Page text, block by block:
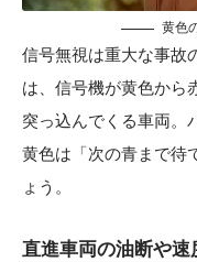
黄色
信号無視は重大な事故
は、信号機が黄色から
突っ込んでくる車両。
黄色は「次の青まで
ょう。
直進車両の油断や速